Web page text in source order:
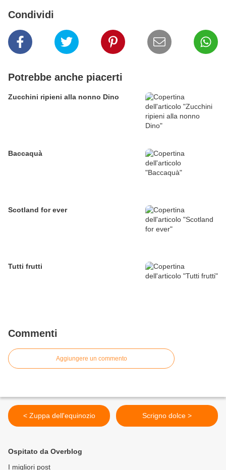
Condividi
Potrebbe anche piacerti
Zucchini ripieni alla nonno Dino
Baccaquà
Scotland for ever
Tutti frutti
Commenti
Aggiungere un commento
< Zuppa dell'equinozio Scrigno dolce >
Ospitato da Overblog
I migliori post